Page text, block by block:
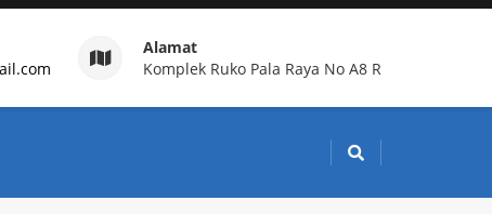
Indonesia
Alamat
Komplek Ruko Pala Raya No A8 R